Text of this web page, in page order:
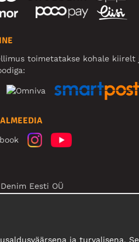
toimetatakse kohale kiirelt
Eesti OÜ
ja turvalisena.